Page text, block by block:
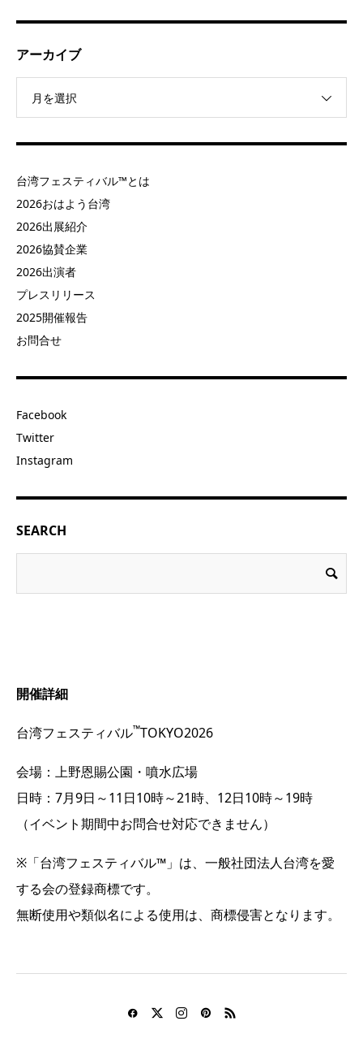
アーカイブ
月を選択
台湾フェスティバル™とは
2026おはよう台湾
2026出展紹介
2026協賛企業
2026出演者
プレスリリース
2025開催報告
お問合せ
Facebook
Twitter
Instagram
SEARCH
開催詳細
台湾フェスティバル™TOKYO2026
会場：上野恩賜公園・噴水広場
日時：7月9日～11日10時～21時、12日10時～19時
（イベント期間中お問合せ対応できません）
※「台湾フェスティバル™」は、一般社団法人台湾を愛
する会の登録商標です。
無断使用や類似名による使用は、商標侵害となります。